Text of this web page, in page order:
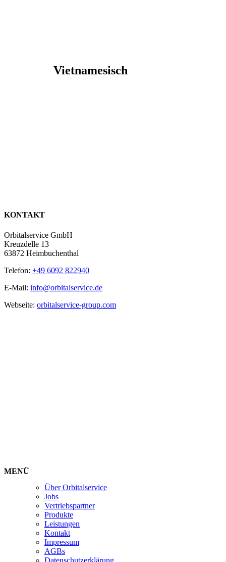
Vietnamesisch
KONTAKT
Orbitalservice GmbH
Kreuzdelle 13
63872 Heimbuchenthal
Telefon: +49 6092 822940
E-Mail: info@orbitalservice.de
Webseite: orbitalservice-group.com
MENÜ
Über Orbitalservice
Jobs
Vertriebspartner
Produkte
Leistungen
Kontakt
Impressum
AGBs